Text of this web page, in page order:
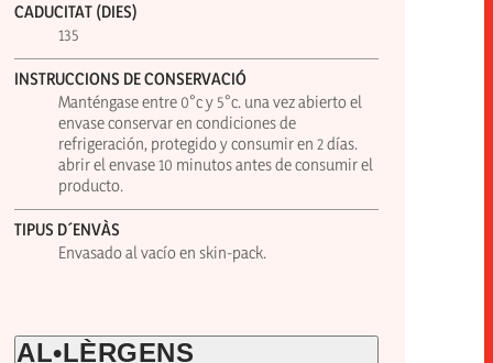
CADUCITAT (DIES)
135
INSTRUCCIONS DE CONSERVACIÓ
Manténgase entre 0°c y 5°c. una vez abierto el
envase conservar en condiciones de
refrigeración, protegido y consumir en 2 días.
abrir el envase 10 minutos antes de consumir el
producto.
TIPUS D´ENVÀS
Envasado al vacío en skin-pack.
AL•LÈRGENS